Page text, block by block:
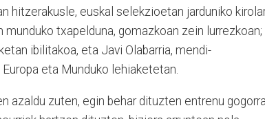
hitzerakusle, euskal selekzioetan jarduniko
munduko txapelduna, gomazkoan zein lurrezkoan;
ibilitakoa, eta Javi Olabarria, mendi-
eta Munduko lehiaketetan.
azaldu zuten, egin behar dituzten entrenu